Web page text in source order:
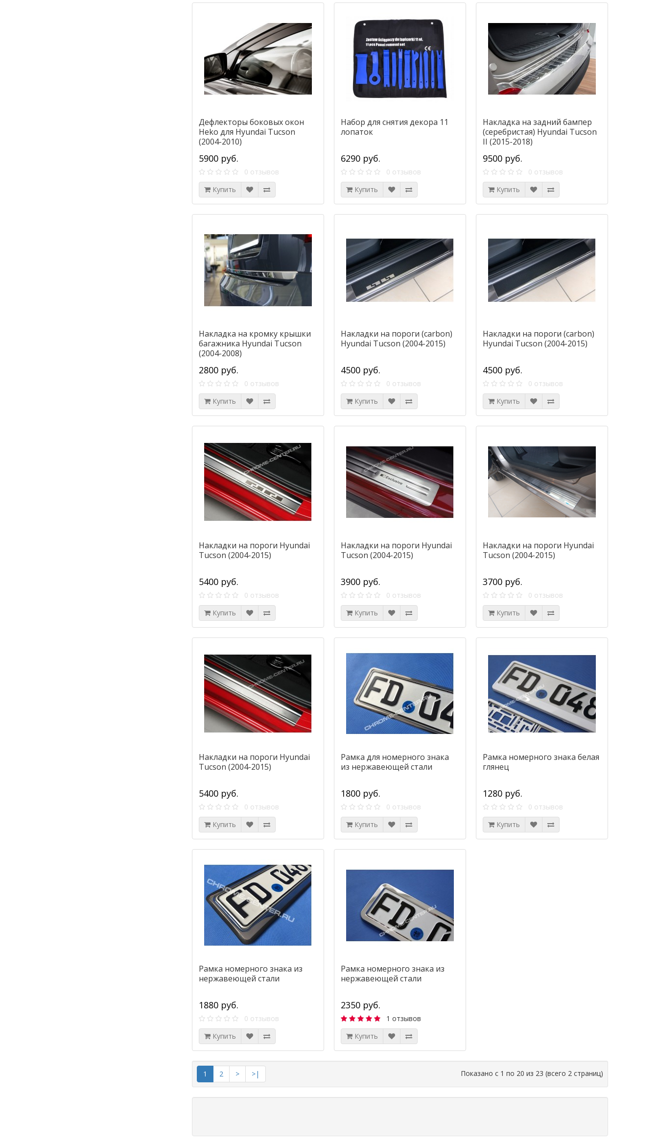
Дефлекторы боковых окон
Heko для Hyundai Tucson
(2004-2010)
5900 руб.
0 отзывов
Купить
Набор для снятия декора 11
лопаток
6290 руб.
0 отзывов
Купить
Накладка на задний бампер
(серебристая) Hyundai Tucson
II (2015-2018)
9500 руб.
0 отзывов
Купить
Накладка на кромку крышки
багажника Hyundai Tucson
(2004-2008)
2800 руб.
0 отзывов
Купить
Накладки на пороги (carbon)
Hyundai Tucson (2004-2015)
4500 руб.
0 отзывов
Купить
Накладки на пороги (carbon)
Hyundai Tucson (2004-2015)
4500 руб.
0 отзывов
Купить
Накладки на пороги Hyundai
Tucson (2004-2015)
5400 руб.
0 отзывов
Купить
Накладки на пороги Hyundai
Tucson (2004-2015)
3900 руб.
0 отзывов
Купить
Накладки на пороги Hyundai
Tucson (2004-2015)
3700 руб.
0 отзывов
Купить
Накладки на пороги Hyundai
Tucson (2004-2015)
5400 руб.
0 отзывов
Купить
Рамка для номерного знака
из нержавеющей стали
1800 руб.
0 отзывов
Купить
Рамка номерного знака белая
глянец
1280 руб.
0 отзывов
Купить
Рамка номерного знака из
нержавеющей стали
1880 руб.
0 отзывов
Купить
Рамка номерного знака из
нержавеющей стали
2350 руб.
1 отзывов
Купить
1 2 > >| Показано с 1 по 20 из 23 (всего 2 страниц)